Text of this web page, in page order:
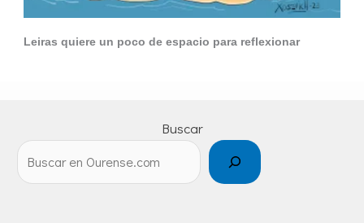
Leiras quiere un poco de espacio para reflexionar
Buscar